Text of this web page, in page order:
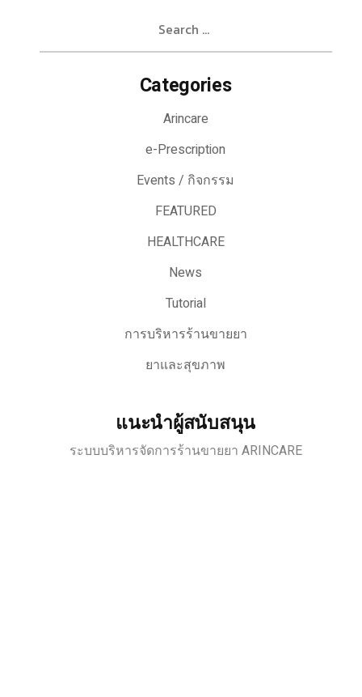
Categories
Arincare
e-Prescription
Events / กิจกรรม
FEATURED
HEALTHCARE
News
Tutorial
การบริหารร้านขายยา
ยาและสุขภาพ
แนะนำผู้สนับสนุน
ระบบบริหารจัดการร้านขายยา ARINCARE